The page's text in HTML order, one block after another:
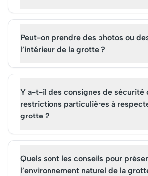
Peut-on prendre des photos ou
l’intérieur de la grotte ?
Y a-t-il des consignes de sécurité
restrictions particulières à
grotte ?
Quels sont les conseils pour
l’environnement naturel de la